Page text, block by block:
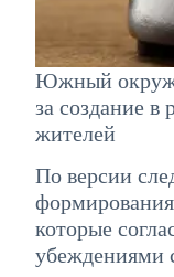
Южный
за создание
жителей
По версии
которые
убеждениями